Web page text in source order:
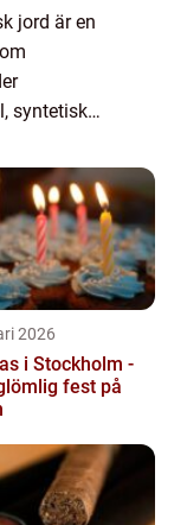
jord är en
syntetiska
sig på
2026
i Stockholm -
fest på